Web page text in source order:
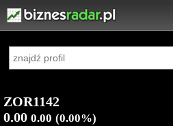
ZOR1142
0.00 0.00 (0.00%)